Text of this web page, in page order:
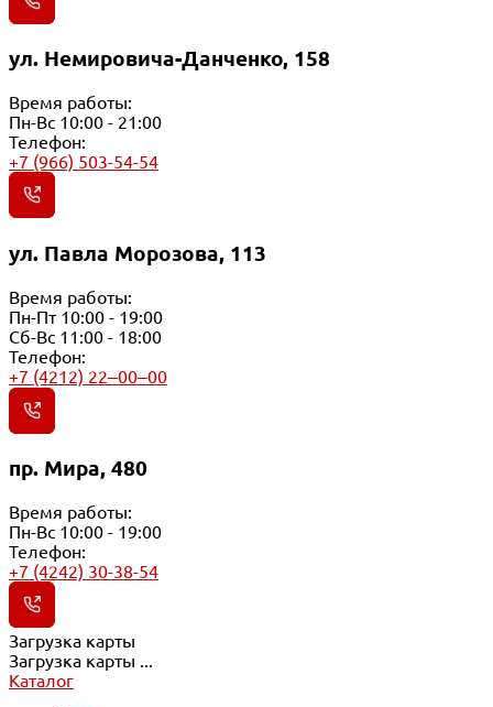
ул. Немировича-Данченко, 158
Время работы:
Пн-Вс 10:00 - 21:00
Телефон:
+7 (966) 503-54-54
ул. Павла Морозова, 113
Время работы:
Пн-Пт 10:00 - 19:00
Сб-Вс 11:00 - 18:00
Телефон:
+7 (4212) 22‒00‒00
пр. Мира, 480
Время работы:
Пн-Вс 10:00 - 19:00
Телефон:
+7 (4242) 30-38-54
Загрузка карты
Загрузка карты ...
Каталог